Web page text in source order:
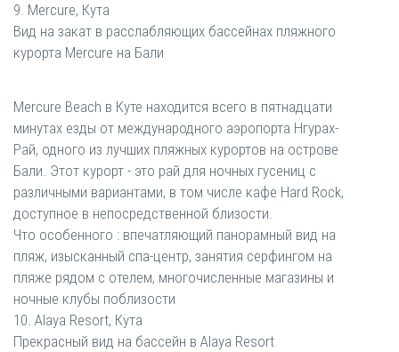
9. Mercure, Кута
Вид на закат в расслабляющих бассейнах пляжного
курорта Mercure на Бали
Mercure Beach в Куте находится всего в пятнадцати
минутах езды от международного аэропорта Нгурах-
Рай, одного из лучших пляжных курортов на острове
Бали. Этот курорт - это рай для ночных гусениц с
различными вариантами, в том числе кафе Hard Rock,
доступное в непосредственной близости.
Что особенного : впечатляющий панорамный вид на
пляж, изысканный спа-центр, занятия серфингом на
пляже рядом с отелем, многочисленные магазины и
ночные клубы поблизости
10. Alaya Resort, Кута
Прекрасный вид на бассейн в Alaya Resort